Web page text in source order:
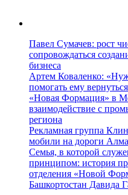
Павел Сумачев: рост
сопровождаться
бизнеса
Артем Коваленко:
помогать ему
«Новая Формация» в
взаимодействие с
региона
Рекламная группа
мобили на дороги
Семья, в которой
принципом: история
отделения «Новой
Башкортостан Давида